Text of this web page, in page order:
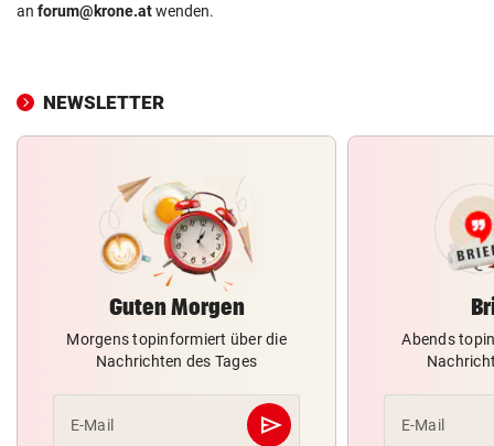
an forum@krone.atwenden.
NEWSLETTER
Guten Morgen
Morgens topinformiert über die
Nachrichten des Tages
E-Mail send
Abschicken
Abends
E-Mail